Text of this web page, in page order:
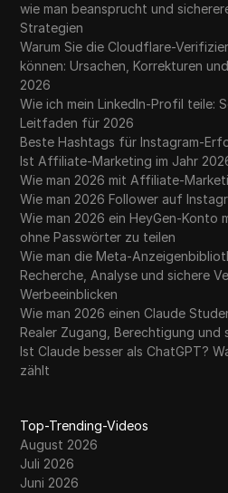
wie man beansprucht und
Strategien
Warum Sie die Cloudflare-
können: Ursachen, Korrekturen
2026
Wie ich mein LinkedIn-Profil teile:
Leitfaden für 2026
Beste Hashtags für Instagram-
Ist Affiliate-Marketing im Jahr
Wie man 2026 mit Affiliate-
Wie man 2026 Follower auf
Wie man 2026 ein HeyGen-Konto
ohne Passwörter zu teilen
Wie man die Meta-
Recherche, Analyse und sichere
Werbeeinblicken
Wie man 2026 einen Claude
Realer Zugang, Berechtigung und
Ist Claude besser als ChatGPT?
zählt
Top-Trending-Videos
August 2026
Juli 2026
Juni 2026